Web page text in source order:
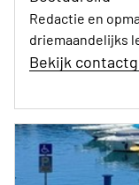
Redactie en
driemaandelijks
Bekijk